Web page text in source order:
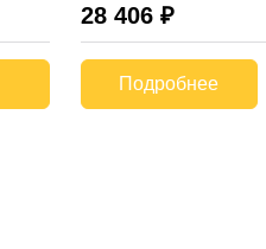
28 406 ₽
Подробнее